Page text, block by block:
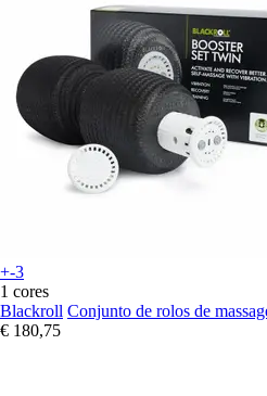
+-3
1 cores
Blackroll Conjunto de rolos de
€ 180,75